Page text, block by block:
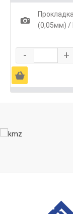
1
(0,05мм)
- +
Ä